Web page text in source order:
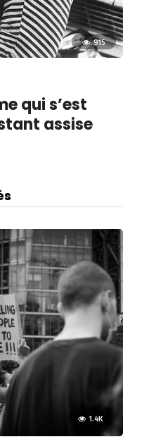
915
qui s’est
assise
1.4K